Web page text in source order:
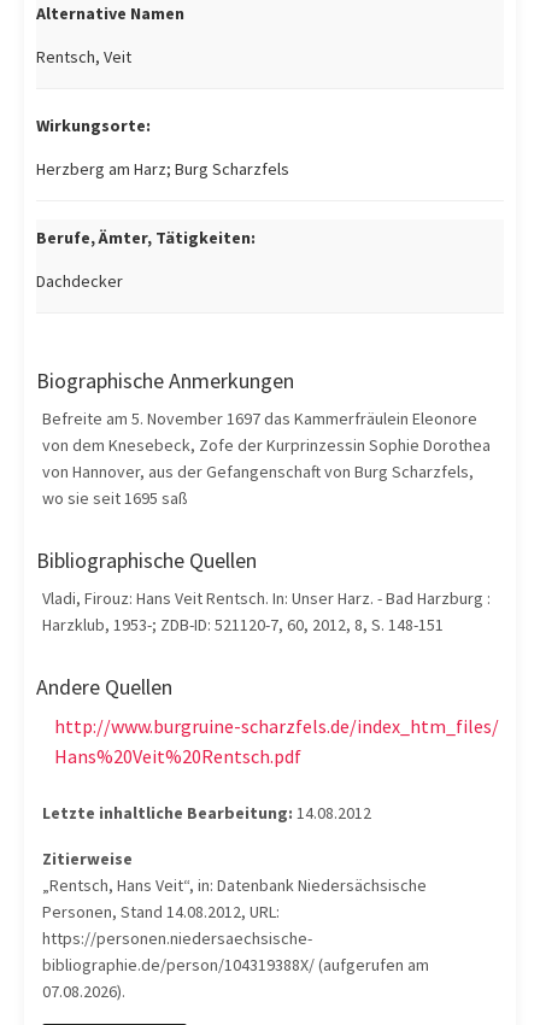
Alternative Namen
Rentsch, Veit
Wirkungsorte:
Herzberg am Harz; Burg Scharzfels
Berufe, Ämter, Tätigkeiten:
Dachdecker
Biographische Anmerkungen
Befreite am 5. November 1697 das Kammerfräulein Eleonore
von dem Knesebeck, Zofe der Kurprinzessin Sophie Dorothea
von Hannover, aus der Gefangenschaft von Burg Scharzfels,
wo sie seit 1695 saß
Bibliographische Quellen
Vladi, Firouz: Hans Veit Rentsch. In: Unser Harz. - Bad Harzburg :
Harzklub, 1953-; ZDB-ID: 521120-7, 60, 2012, 8, S. 148-151
Andere Quellen
http://www.burgruine-scharzfels.de/index_htm_files/
Hans%20Veit%20Rentsch.pdf
Letzte inhaltliche Bearbeitung: 14.08.2012
Zitierweise
„Rentsch, Hans Veit“, in: Datenbank Niedersächsische
Personen, Stand 14.08.2012, URL:
https://personen.niedersaechsische-
bibliographie.de/person/104319388X/ (aufgerufen am
07.08.2026).